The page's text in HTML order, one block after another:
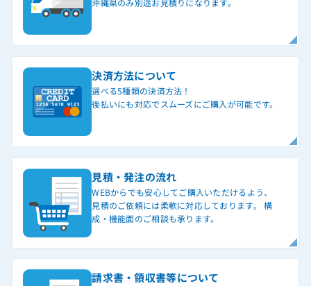
沖縄県のみ別途お見積りになります。
決済方法について
選べる5種類の決済方法！
後払いにも対応でスムーズにご購入が可能です。
見積・発注の流れ
WEBからでも安心してご購入いただけるよう、
見積のご依頼には柔軟に対応しております。 構
成・機能面のご相談も承ります。
請求書・領収書等について